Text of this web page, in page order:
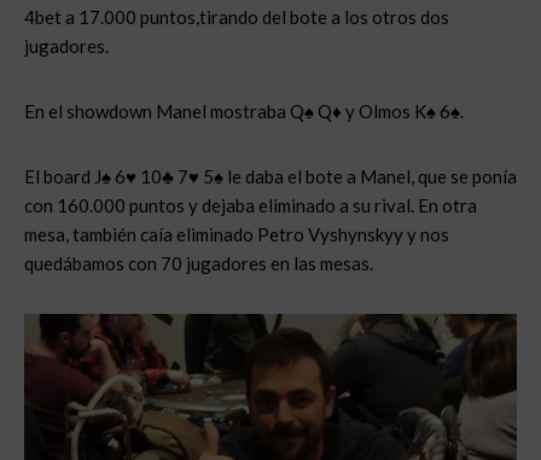
4bet a 17.000 puntos,tirando del bote a los otros dos
jugadores.
En el showdown Manel mostraba Q♠ Q♦ y Olmos K♠ 6♠.
El board J♠ 6♥ 10♣ 7♥ 5♠ le daba el bote a Manel, que se ponía
con 160.000 puntos y dejaba eliminado a su rival. En otra
mesa, también caía eliminado Petro Vyshynskyy y nos
quedábamos con 70 jugadores en las mesas.